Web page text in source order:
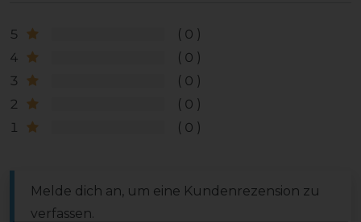
5
0
4
0
3
0
2
0
1
0
Melde dich an, um eine Kundenrezension zu
verfassen.